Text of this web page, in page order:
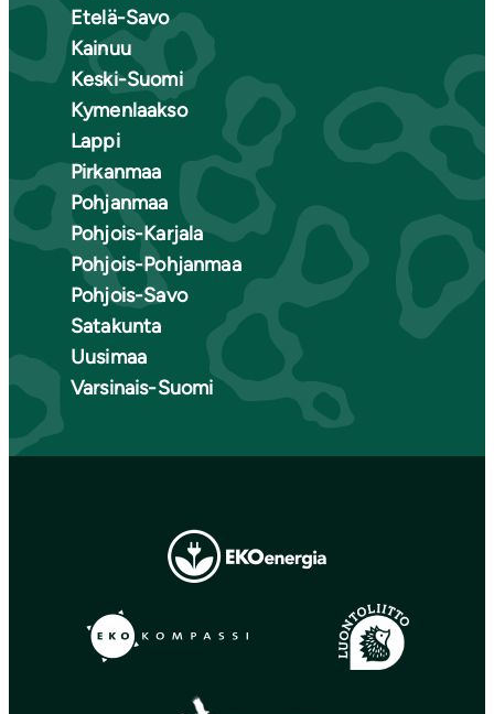
Etelä-Savo
Kainuu
Keski-Suomi
Kymenlaakso
Lappi
Pirkanmaa
Pohjanmaa
Pohjois-Karjala
Pohjois-Pohjanmaa
Pohjois-Savo
Satakunta
Uusimaa
Varsinais-Suomi